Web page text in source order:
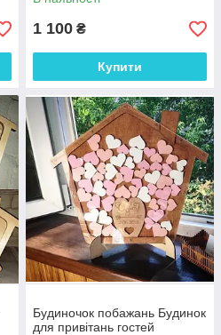
1 100 ₴
Купити
Будиночок побажань Будинок
для привітань гостей